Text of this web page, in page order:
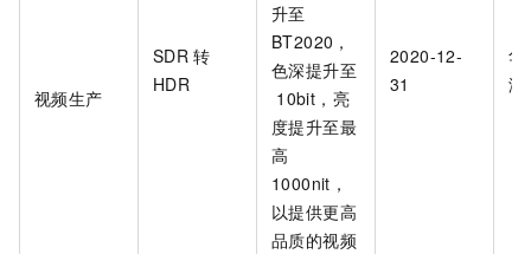
视频生产
SDR 转
HDR
升至
BT2020，
色深提升至
10bit，亮
度提升至最
高
1000nit，
以提供更高
品质的视频
2020-12-
31
华
海